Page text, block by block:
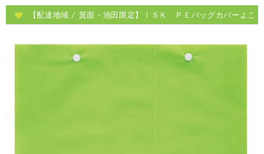
【配達地域 / 箕面・池田限定】ＩＳＫ ＰＥバッグカバーよこ